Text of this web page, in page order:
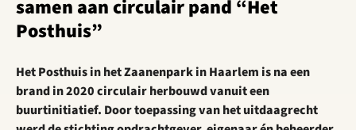
samen aan circulair pand “Het
Posthuis”
Het Posthuis in het Zaanenpark in Haarlem is na een
brand in 2020 circulair herbouwd vanuit een
buurtinitiatief. Door toepassing van het uitdaagrecht